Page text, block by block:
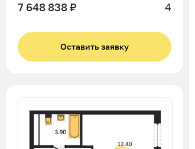
7 648 838 ₽ 4
Оставить заявку